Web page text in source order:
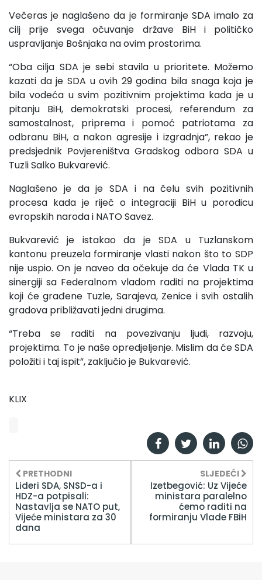
Večeras je naglašeno da je formiranje SDA imalo za
cilj prije svega očuvanje države BiH i političko
uspravljanje Bošnjaka na ovim prostorima.
“Oba cilja SDA je sebi stavila u prioritete. Možemo
kazati da je SDA u ovih 29 godina bila snaga koja je
bila vodeća u svim pozitivnim projektima kada je u
pitanju BiH, demokratski procesi, referendum za
samostalnost, priprema i pomoć patriotama za
odbranu BiH, a nakon agresije i izgradnja”, rekao je
predsjednik Povjereništva Gradskog odbora SDA u
Tuzli Salko Bukvarević.
Naglašeno je da je SDA i na čelu svih pozitivnih
procesa kada je riječ o integraciji BiH u porodicu
evropskih naroda i NATO Savez.
Bukvarević je istakao da je SDA u Tuzlanskom
kantonu preuzela formiranje vlasti nakon što to SDP
nije uspio. On je naveo da očekuje da će Vlada TK u
sinergiji sa Federalnom vladom raditi na projektima
koji će građene Tuzle, Sarajeva, Zenice i svih ostalih
gradova približavati jedni drugima.
“Treba se raditi na povezivanju ljudi, razvoju,
projektima. To je naše opredjeljenje. Mislim da će SDA
položiti i taj ispit”, zaključio je Bukvarević.
KLIX
PRETHODNI
Lideri SDA, SNSD-a i
HDZ-a potpisali:
Nastavlja se NATO put,
Vijeće ministara za 30
dana
SLJEDEĆI
Izetbegović: Uz Vijeće
ministara paralelno
ćemo raditi na
formiranju Vlade FBiH